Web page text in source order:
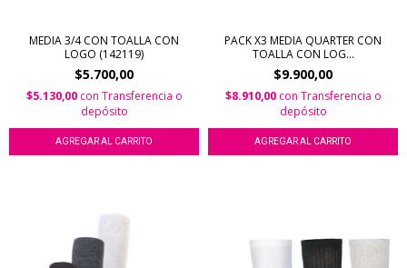
MEDIA 3/4 CON TOALLA CON
LOGO (142119)
$5.700,00
$5.130,00 con Transferencia o
depósito
AGREGAR AL CARRITO
PACK X3 MEDIA QUARTER CON
TOALLA CON LOG...
$9.900,00
$8.910,00 con Transferencia o
depósito
AGREGAR AL CARRITO